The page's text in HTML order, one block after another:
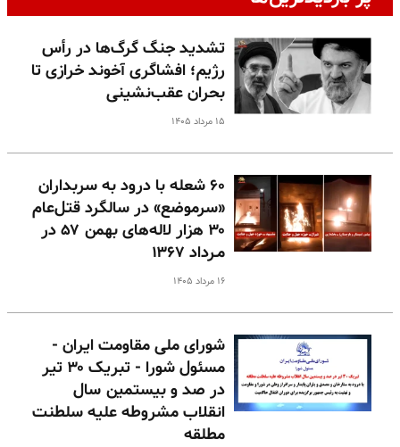
تشدید جنگ گرگ‌ها در رأس
رژیم؛ افشاگری آخوند خرازی تا
بحران عقب‌نشینی
۱۵ مرداد ۱۴۰۵
۶۰ شعله با درود به سربداران
«سرموضع» در سالگرد قتل‌عام
۳۰ هزار لاله‌های بهمن ۵۷ در
مـرداد ۱۳۶۷
۱۶ مرداد ۱۴۰۵
شورای ملی مقاومت ایران -
مسئول شورا - تبریک ۳۰ تیر
در صد و بیستمین سال
انقلاب مشروطه علیه سلطنت
مطلقه